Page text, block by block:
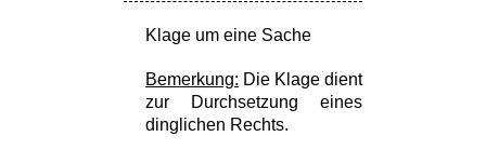
Klage um eine Sache
Bemerkung: Die Klage dient
zur Durchsetzung eines
dinglichen Rechts.